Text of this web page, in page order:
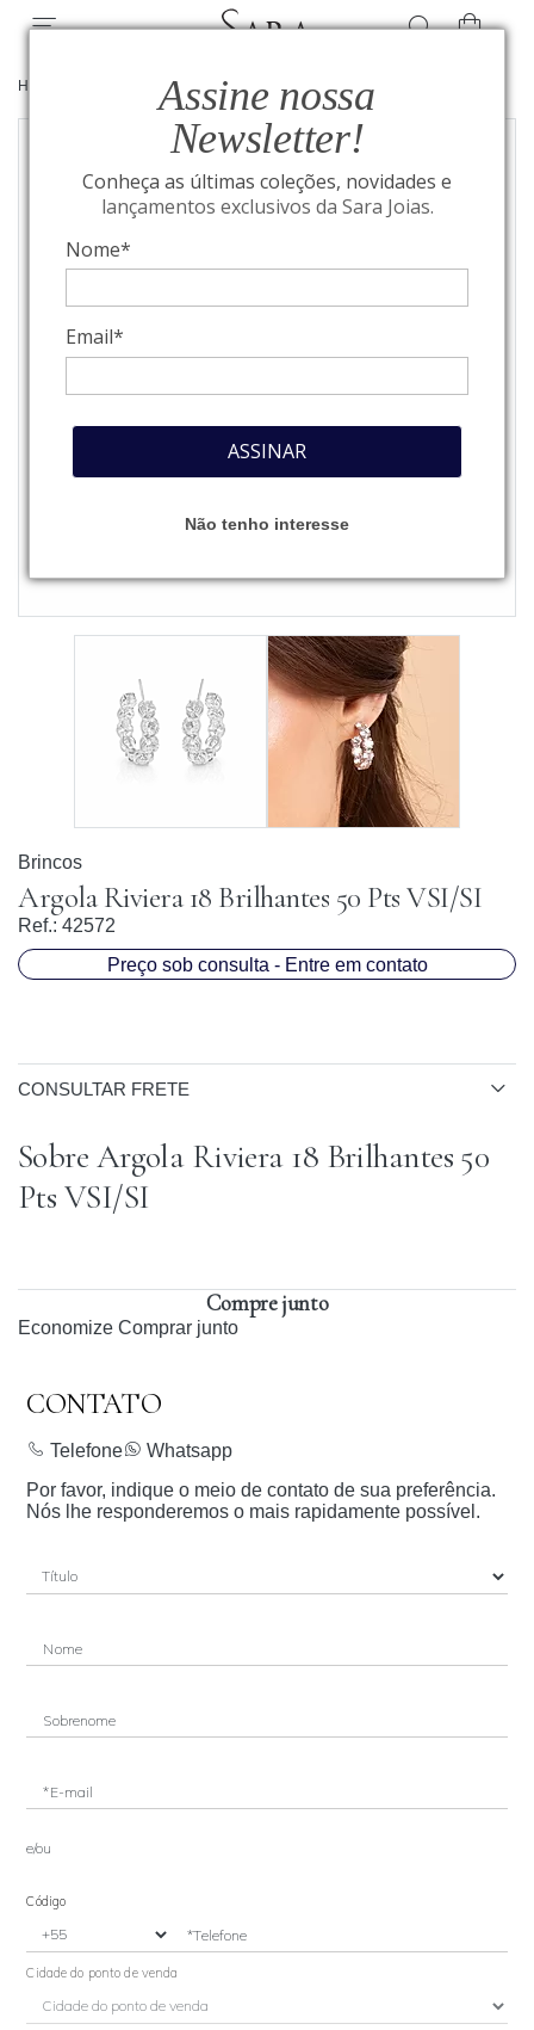
Assine nossa
Newsletter!
Conheça as últimas coleções, novidades e
lançamentos exclusivos da Sara Joias.
Nome*
Email*
ASSINAR
Não tenho interesse
HOME ALTA JOALHERIA/BRINCOS
Brincos
Argola Riviera 18 Brilhantes 50 Pts VSI/SI
Ref.: 42572
Preço sob consulta - Entre em contato
CONSULTAR FRETE
Sobre Argola Riviera 18 Brilhantes 50
Pts VSI/SI
Compre junto
Economize Comprar junto
CONTATO
Telefone
Whatsapp
Por favor, indique o meio de contato de sua preferência.
Nós lhe responderemos o mais rapidamente possível.
Nome
Sobrenome
*E-mail
e/ou
Código
*Telefone
Cidade do ponto de venda